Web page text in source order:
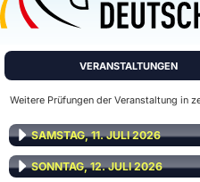
VERANSTALTUNGEN
Weitere Prüfungen der Veranstaltung in
SAMSTAG, 11. JULI 2026
SONNTAG, 12. JULI 2026